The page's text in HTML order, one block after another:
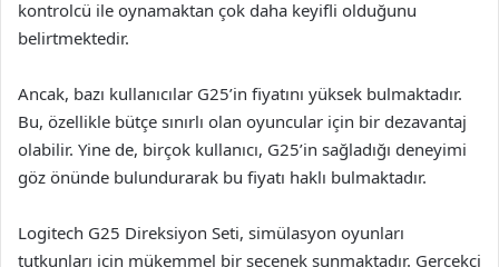
kontrolcü ile oynamaktan çok daha keyifli olduğunu
belirtmektedir.
Ancak, bazı kullanıcılar G25’in fiyatını yüksek bulmaktadır.
Bu, özellikle bütçe sınırlı olan oyuncular için bir dezavantaj
olabilir. Yine de, birçok kullanıcı, G25’in sağladığı deneyimi
göz önünde bulundurarak bu fiyatı haklı bulmaktadır.
Logitech G25 Direksiyon Seti, simülasyon oyunları
tutkunları için mükemmel bir seçenek sunmaktadır. Gerçekçi